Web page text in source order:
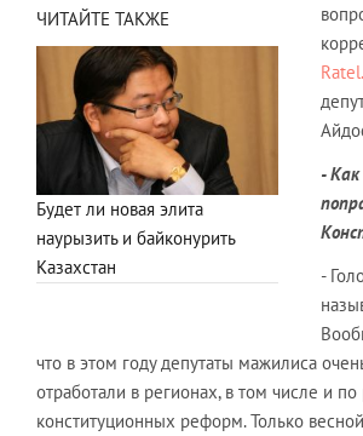
ЧИТАЙТЕ ТАКЖЕ
Будет ли новая элита
наурызить и байконурить
Казахстан
-
-
что в этом году депутаты мажилиса
отработали в регионах, в том числе и
конституционных реформ. Только